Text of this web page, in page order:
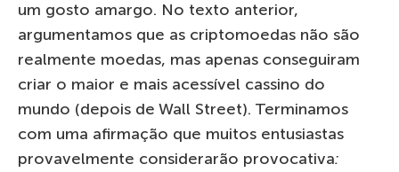
um gosto amargo. No texto anterior,
argumentamos que as criptomoedas não são
realmente moedas, mas apenas conseguiram
criar o maior e mais acessível cassino do
mundo (depois de Wall Street). Terminamos
com uma afirmação que muitos entusiastas
provavelmente considerarão provocativa: